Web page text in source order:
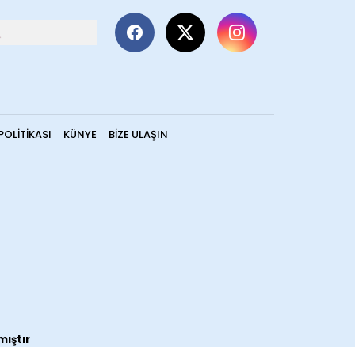
KÜNYE BIZE ULAŞIN